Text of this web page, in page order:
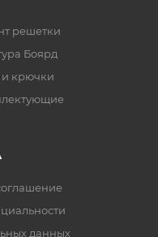
решетки
Боярд
крючки
данных